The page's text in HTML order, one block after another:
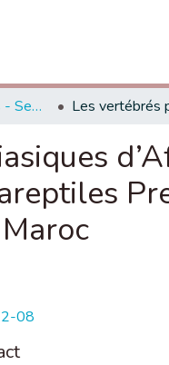
Faculté des Sciences - Semlalia - Marrakech
08